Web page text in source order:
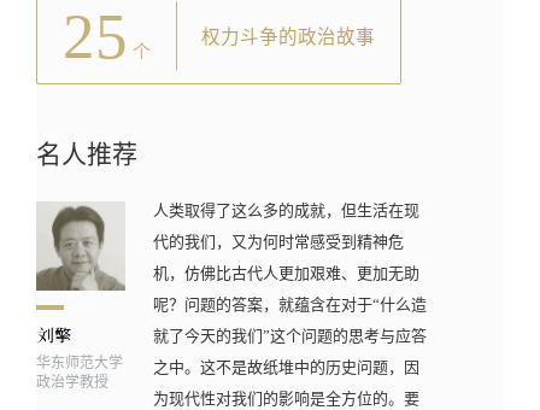
25 个
权力斗争的政治故事
名人推荐
华东师范大学
政治学教授
人类取得了这么多的成就，但生活在现
代的我们，又为何时常感受到精神危
机，仿佛比古代人更加艰难、更加无助
呢？问题的答案，就蕴含在对于“什么造
就了今天的我们”这个问题的思考与应答
之中。这不是故纸堆中的历史问题，因
为现代性对我们的影响是全方位的。要